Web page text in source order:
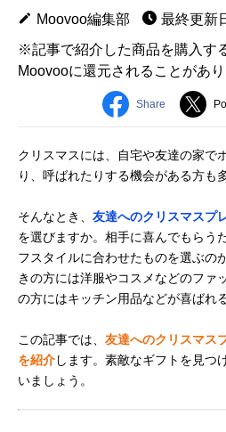
Moovoo編集部
最終更新
※記事で紹介した商品を購入す
Moovooに還元されることがあり
Share
クリスマスには、自宅や友達の家で
り、呼ばれたりする機会がある方も
そんなとき、 友達へのクリスマスプ
を選びますか。相手に喜んでもらう
フスタイルに合わせたものを選ぶの
きの方には洋服やコスメなどのファ
の方にはキッチン用品などが喜ばれ
この記事では、 友達へのクリスマス
を紹介します。素敵なギフトを見つ
いましょう。